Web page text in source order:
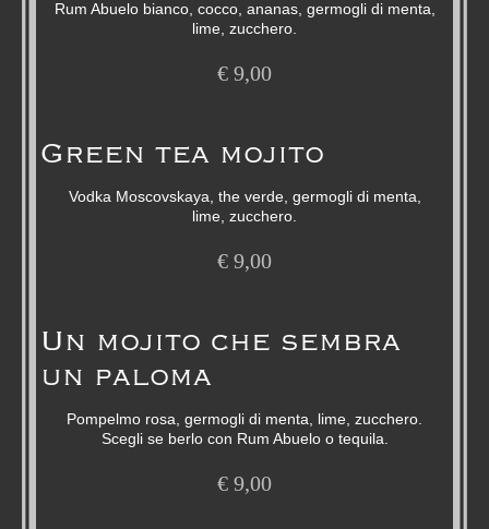
Rum Abuelo bianco, cocco, ananas, germogli di menta,
lime, zucchero.
€ 9,00
Green tea mojito
Vodka Moscovskaya, the verde, germogli di menta,
lime, zucchero.
€ 9,00
Un mojito che sembra
un paloma
Pompelmo rosa, germogli di menta, lime, zucchero.
Scegli se berlo con Rum Abuelo o tequila.
€ 9,00